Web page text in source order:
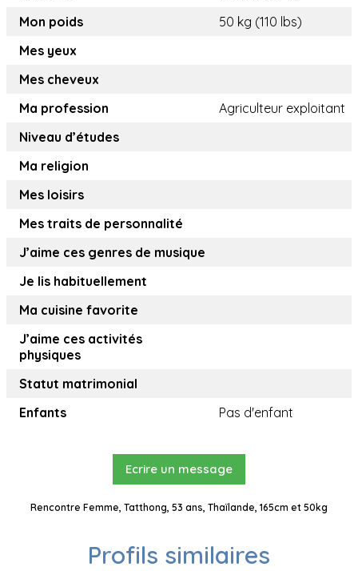
Mon poids
50 kg (110 lbs)
Mes yeux
Mes cheveux
Ma profession
Agriculteur exploitant
Niveau d’études
Ma religion
Mes loisirs
Mes traits de personnalité
J’aime ces genres de musique
Je lis habituellement
Ma cuisine favorite
J’aime ces activités
physiques
Statut matrimonial
Enfants
Pas d'enfant
Ecrire un message
Rencontre Femme, Tatthong, 53 ans, Thaïlande, 165cm et 50kg
Profils similaires